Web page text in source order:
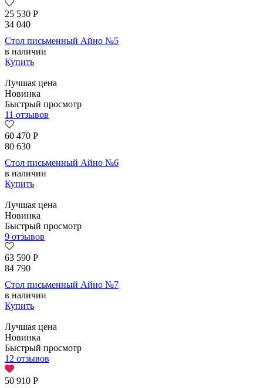
25 530 Р
34 040
Стол письменный Айно №5
в наличии
Купить
Лучшая цена
Новинка
Быстрый просмотр
11 отзывов
60 470 Р
80 630
Стол письменный Айно №6
в наличии
Купить
Лучшая цена
Новинка
Быстрый просмотр
9 отзывов
63 590 Р
84 790
Стол письменный Айно №7
в наличии
Купить
Лучшая цена
Новинка
Быстрый просмотр
12 отзывов
50 910 Р